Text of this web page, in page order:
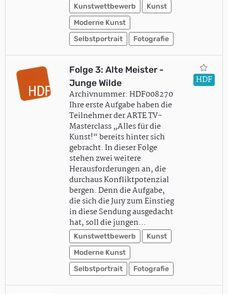
Kunstwettbewerb
Kunst
Moderne Kunst
Selbstportrait
Fotografie
Folge 3: Alte Meister -
Junge Wilde
Archivnummer: HDF008270
Ihre erste Aufgabe haben die
Teilnehmer der ARTE TV-
Masterclass „Alles für die
Kunst!“ bereits hinter sich
gebracht. In dieser Folge
stehen zwei weitere
Herausforderungen an, die
durchaus Konfliktpotenzial
bergen. Denn die Aufgabe,
die sich die Jury zum Einstieg
in diese Sendung ausgedacht
hat, soll die jungen…
Kunstwettbewerb
Kunst
Moderne Kunst
Selbstportrait
Fotografie
HDF